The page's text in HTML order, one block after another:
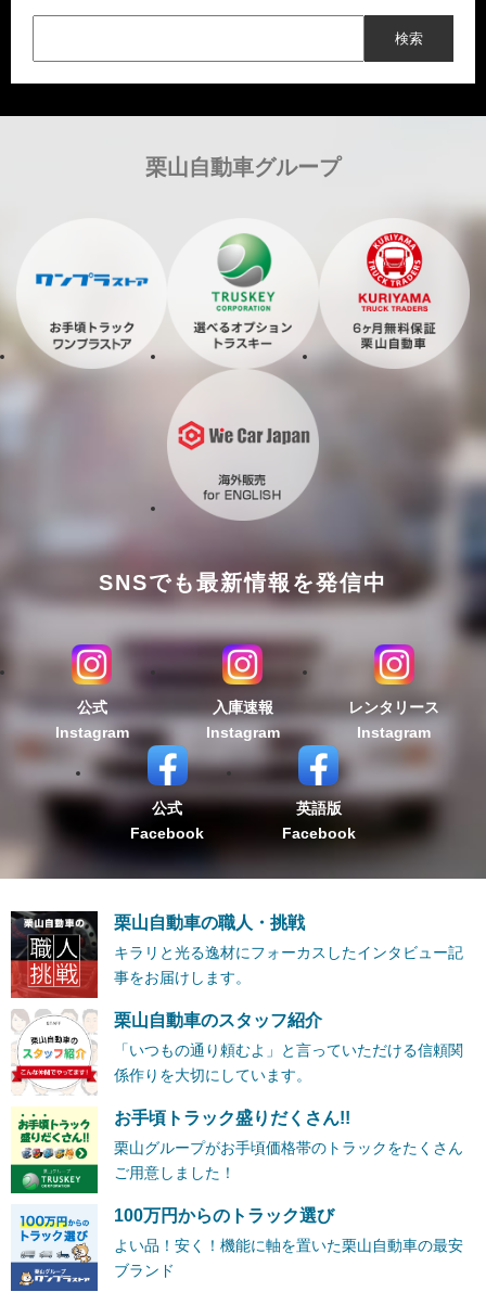
栗山自動車グループ
SNSでも最新情報を発信中
公式
Instagram
入庫速報
Instagram
レンタリース
Instagram
公式
Facebook
英語版
Facebook
栗山自動車の職人・挑戦
キラリと光る逸材にフォーカスしたインタビュー記
事をお届けします。
栗山自動車のスタッフ紹介
「いつもの通り頼むよ」と言っていただける信頼関
係作りを大切にしています。
お手頃トラック盛りだくさん!!
栗山グループがお手頃価格帯のトラックをたくさん
ご用意しました！
100万円からのトラック選び
よい品！安く！機能に軸を置いた栗山自動車の最安
ブランド